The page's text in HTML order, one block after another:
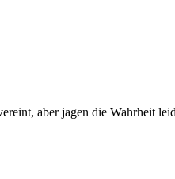
aber jagen die Wahrheit